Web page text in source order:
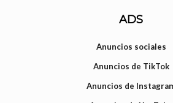
ADS
Anuncios sociales
Anuncios de TikTok
Anuncios de